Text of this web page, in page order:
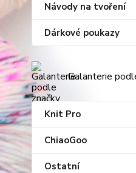
Návody na tvoření
Dárkové poukazy
Galanterie
Knit Pro
ChiaoGoo
Ostatní